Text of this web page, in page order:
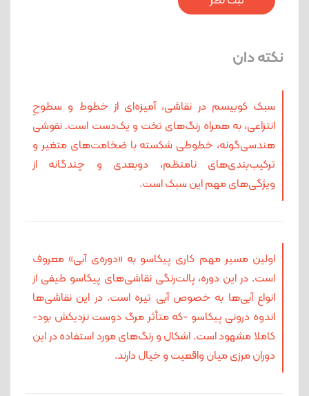
نکته دان
سبک کوبیسم در نقاشی، آمیزه‌ای از خطوط و سطوحِ
انتزاعی، به همراه رنگ‌های تخت و یک‌دست است. نقوشی
هندسی‌گونه، خطوطی شکسته با ضخامت‌های متغیر و
ترکیب‌بندی‌های نامنظم، دوبعدی و چندگانه از
ویژگی‌های مهم این سبک است.
اولین مسیر مهم کاری پیکاسو به «دوره‌ی آبی» معروف
است. در این دوره، پالت‌رنگی نقاشی‌های پیکاسو طیفی از
انواع آبی‌ها به خصوص آبی تیره است. در این نقاشی‌ها
اندوه درونی پیکاسو -که متأثر مرگ دوست نزدیکش بود-
کاملا مشهود است. اشکال و رنگ‌های مورد استفاده در این
دوران مرزی میان واقعیت و خیال دارند.